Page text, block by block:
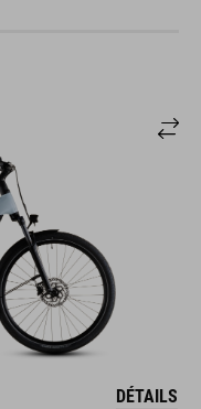
DÉTAILS